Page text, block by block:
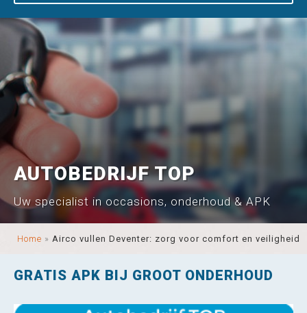
AUTOBEDRIJF TOP
Uw specialist in occasions, onderhoud & APK
Home » Airco vullen Deventer: zorg voor comfort en veiligheid
GRATIS APK BIJ GROOT ONDERHOUD